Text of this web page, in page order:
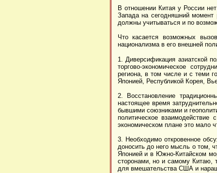
В отношении Китая у России
Запада на сегодняшний
должны учитываться и по
Что касается возможных
национализма в его внешней
1. Диверсификация азиатской
торгово-экономическое
региона, в том числе и с теми
Японией, Республикой Корея,
2. Восстановление
настоящее время
бывшими союзниками и
политическое
экономическом плане это мало
3. Необходимо откровенное
доносить до него мысль о том,
Японией и в Южно-Китайском
сторонами, но и самому Китаю,
для вмешательства США и